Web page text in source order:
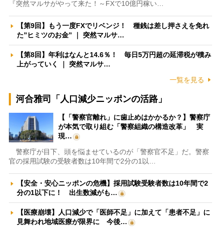
『突然マルサがやって来た！～FXで10億円稼い…
【第9回】もう一度FXでリベンジ！ 種銭は差し押さえを免れ
た”ヒミツのお金” ｜ 突然マルサ…
【第8回】年利はなんと14.6％！ 毎日5万円超の延滞税が積み
上がっていく ｜ 突然マルサ…
一覧を見る
河合雅司「人口減少ニッポンの活路」
【「警察官離れ」に歯止めはかかるか？】警察庁
が本気で取り組む「警察組織の構造改革」 実
現…
警察庁が目下、頭を悩ませているのが「警察官不足」だ。警察
官の採用試験の受験者数は10年間で2分の1以…
【安全・安心ニッポンの危機】採用試験受験者数は10年間で2
分の1以下に！ 出生数減がも…
【医療崩壊】人口減少で「医師不足」に加えて「患者不足」に
見舞われ地域医療が限界に 今後…